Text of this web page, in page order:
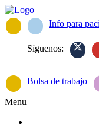
Info para
Síguenos:
Bolsa de trabajo
Menu